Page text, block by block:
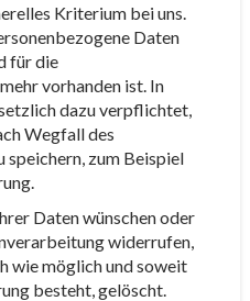
Kriterium bei uns.
Daten
für die
vorhanden ist. In
dazu verpflichtet,
Wegfall des
speichern, zum Beispiel
Daten wünschen oder
widerrufen,
wie möglich und soweit
besteht, gelöscht.